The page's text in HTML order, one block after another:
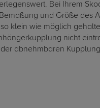
Bei Ihrem
und Größe des
klein wie möglich
nicht
abnehmbaren